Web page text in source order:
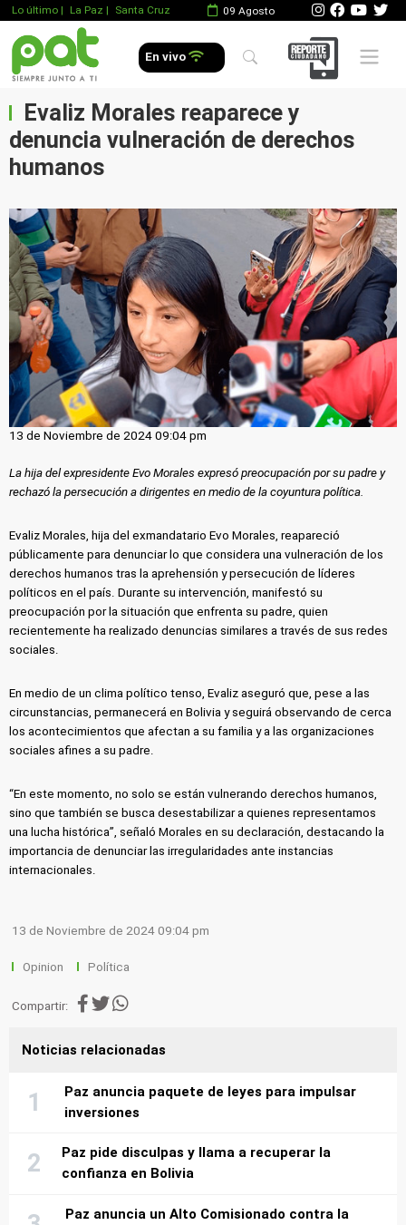
Lo último | La Paz | Santa Cruz 09 Agosto
En vivo Mobile
Evaliz Morales reaparece y
denuncia vulneración de derechos
humanos
13 de Noviembre de 2024 09:04 pm
La hija del expresidente Evo Morales expresó preocupación por su padre y
rechazó la persecución a dirigentes en medio de la coyuntura política.
Evaliz Morales, hija del exmandatario Evo Morales, reapareció
públicamente para denunciar lo que considera una vulneración de los
derechos humanos tras la aprehensión y persecución de líderes
políticos en el país. Durante su intervención, manifestó su
preocupación por la situación que enfrenta su padre, quien
recientemente ha realizado denuncias similares a través de sus redes
sociales.
En medio de un clima político tenso, Evaliz aseguró que, pese a las
circunstancias, permanecerá en Bolivia y seguirá observando de cerca
los acontecimientos que afectan a su familia y a las organizaciones
sociales afines a su padre.
“En este momento, no solo se están vulnerando derechos humanos,
sino que también se busca desestabilizar a quienes representamos
una lucha histórica”, señaló Morales en su declaración, destacando la
importancia de denunciar las irregularidades ante instancias
internacionales.
13 de Noviembre de 2024 09:04 pm
Opinion Política
Compartir:
Noticias relacionadas
Paz anuncia paquete de leyes para impulsar
inversiones
Paz pide disculpas y llama a recuperar la
confianza en Bolivia
Paz anuncia un Alto Comisionado contra la